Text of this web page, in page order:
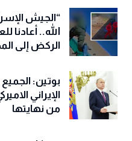
“الجيش
الله.. أعادنا
الركض إلى
بوتين:
الإيراني
من نهايتها